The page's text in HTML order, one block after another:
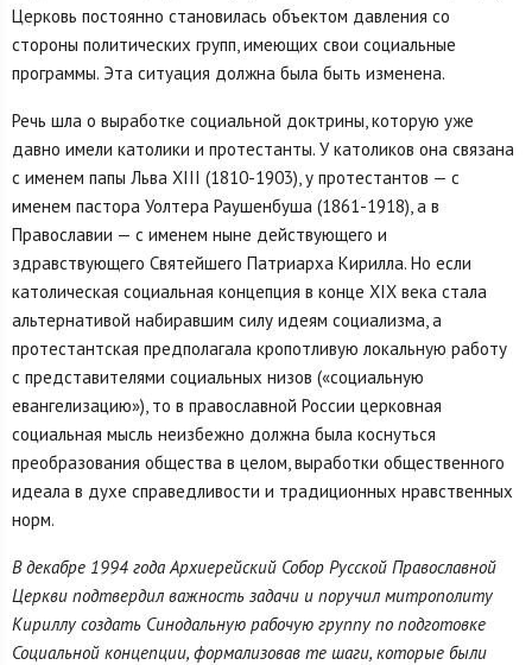
Церковь постоянно становилась объектом давления со
стороны политических групп, имеющих свои социальные
программы. Эта ситуация должна была быть изменена.
Речь шла о выработке социальной доктрины, которую уже
давно имели католики и протестанты. У католиков она связана
с именем папы Льва XIII (1810-1903), у протестантов — с
именем пастора Уолтера Раушенбуша (1861-1918), а в
Православии — с именем ныне действующего и
здравствующего Святейшего Патриарха Кирилла. Но если
католическая социальная концепция в конце XIX века стала
альтернативой набиравшим силу идеям социализма, а
протестантская предполагала кропотливую локальную работу
с представителями социальных низов («социальную
евангелизацию»), то в православной России церковная
социальная мысль неизбежно должна была коснуться
преобразования общества в целом, выработки общественного
идеала в духе справедливости и традиционных нравственных
норм.
В декабре 1994 года Архиерейский Собор Русской Православной
Церкви подтвердил важность задачи и поручил митрополиту
Кириллу создать Синодальную рабочую группу по подготовке
Социальной концепции, формализовав те шаги, которые были